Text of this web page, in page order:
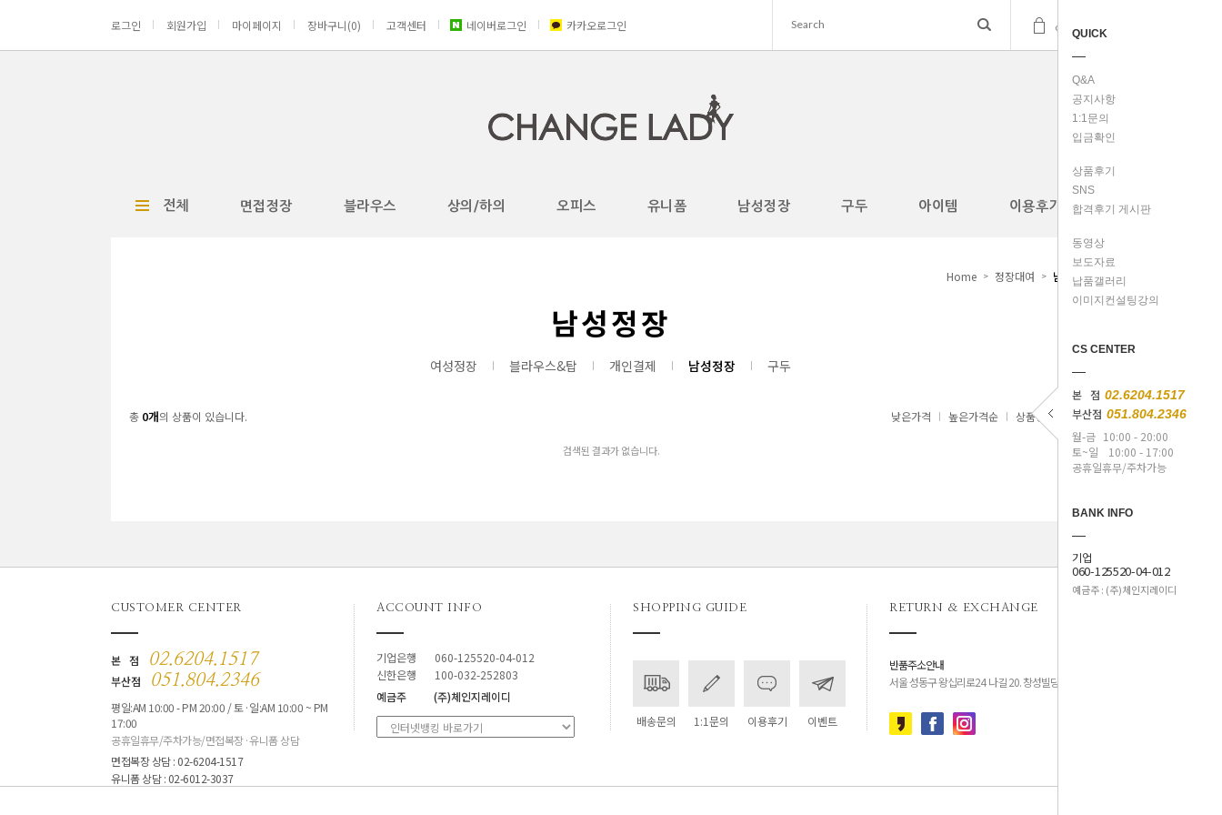
QUICK
Q&A
공지사항
1:1문의
입금확인
상품후기
SNS
합격후기 게시판
동영상
보도자료
납품갤러리
이미지컨설팅강의
CS CENTER
본 점 02.6204.1517
부산점 051.804.2346
월-금 10:00 - 20:00
토~일
10:00 - 17:00
공휴일휴무/주차가능
BANK INFO
기업
060-125520-04-012
예금주 : (주)체인지레이디
로그인 회원가입 마이페이지 장바구니(0) 고객센터 네이버로그인 카카오로그인 cart(0)
전체 면접정장 블라우스 상의/하의 오피스 유니폼 남성정장 구두 아이템 이용후기
남성정장
Home > 정장대여 > 남성정장
여성정장 블라우스&탑 개인결제 남성정장 구두
총 0개의 상품이 있습니다. 낮은가격 높은가격순 상품명 최신순
검색된 결과가 없습니다.
CUSTOMER CENTER
본 점 02.6204.1517
부산점 051.804.2346
평일:AM 10:00 - PM 20:00 / 토·일:AM 10:00 ~ PM
17:00
공휴일휴무/주차가능/면접복장·유니폼 상담
면접복장 상담 : 02-6204-1517
유니폼 상담 : 02-6012-3037
ACCOUNT INFO
기업은행
060-125520-04-012
신한은행
100-032-252803
예금주
(주)체인지레이디
SHOPPING GUIDE
배송문의 1:1문의 이용후기 이벤트
RETURN & EXCHANGE
반품주소안내
서울 성동구 왕십리로24 나길 20. 창성빌딩 4층